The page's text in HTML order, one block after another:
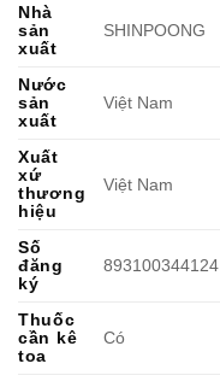
Nhà
sản
xuất
SHINPOONG
Nước
sản
xuất
Việt Nam
Xuất
xứ
thương
hiệu
Việt Nam
Số
đăng
ký
893100344124
Thuốc
cần kê
toa
Có